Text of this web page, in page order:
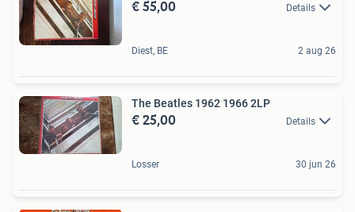
€ 55,00 Details
Diest, BE 2 aug 26
The Beatles 1962 1966 2LP
€ 25,00 Details
Losser 30 jun 26